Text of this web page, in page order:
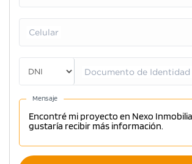
Celular
Documento de Identidad
Mensaje